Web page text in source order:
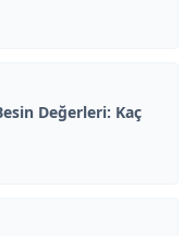
Değerleri: Kaç